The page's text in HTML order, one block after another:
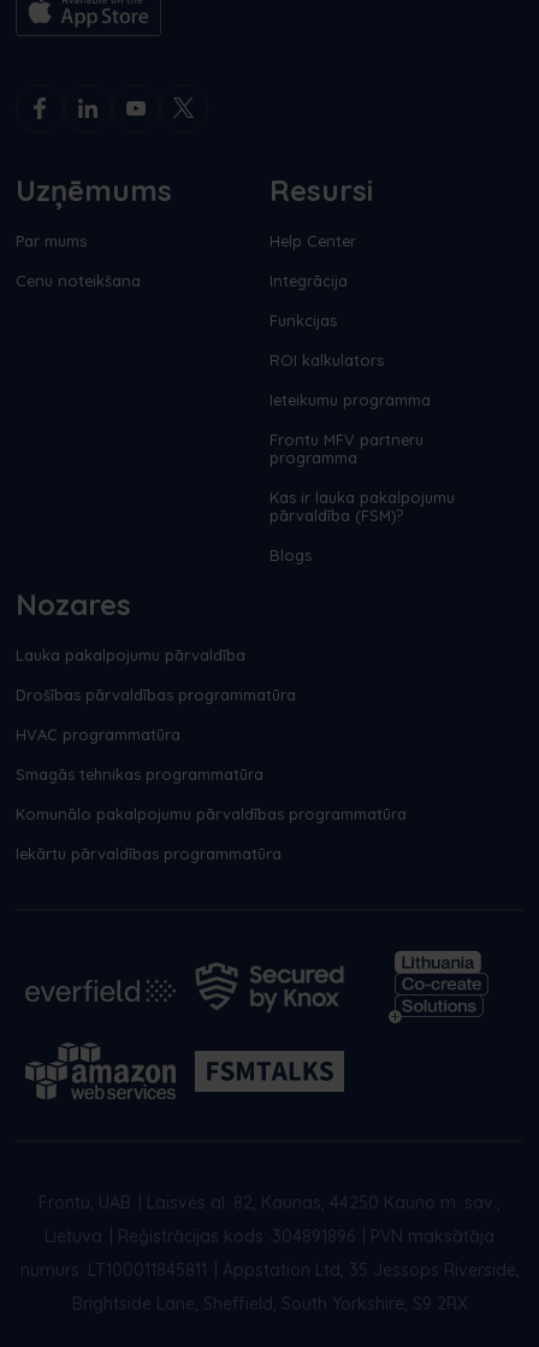
Uzņēmums
Par mums
Cenu noteikšana
Resursi
Help Center
Integrācija
Funkcijas
ROI kalkulators
Ieteikumu programma
Frontu MFV partneru
programma
Kas ir lauka pakalpojumu
pārvaldība (FSM)?
Blogs
Nozares
Lauka pakalpojumu pārvaldība
Drošības pārvaldības programmatūra
HVAC programmatūra
Smagās tehnikas programmatūra
Komunālo pakalpojumu pārvaldības programmatūra
Iekārtu pārvaldības programmatūra
Frontu, UAB
Laisvės al. 82, Kaunas, 44250 Kauno m. sav.,
Lietuva
Reģistrācijas kods: 304891896
PVN maksātāja
numurs: LT100011845811
Appstation Ltd, 35 Jessops Riverside,
Brightside Lane, Sheffield, South Yorkshire, S9 2RX